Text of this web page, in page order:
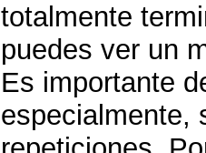
totalmente
puedes ver un
Es importante
especialmente,